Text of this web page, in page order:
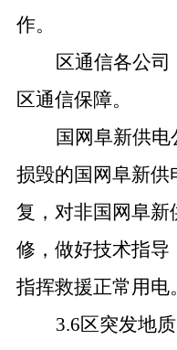
作。
区通信各公
区通信保障。
国网阜新供
损毁的国网阜新供
复，对非国网阜新
修，做好技术指导
指挥救援正常用电。
3.6区突发地